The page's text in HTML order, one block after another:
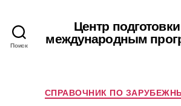
Поиск
Центр
международным
Рубрики
СПРАВОЧНИК ПО